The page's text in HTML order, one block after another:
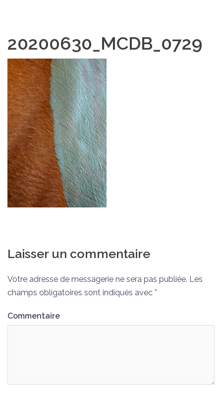
20200630_MCDB_0729
Laisser un commentaire
Votre adresse de messagerie ne sera pas publiée. Les
champs obligatoires sont indiqués avec *
Commentaire